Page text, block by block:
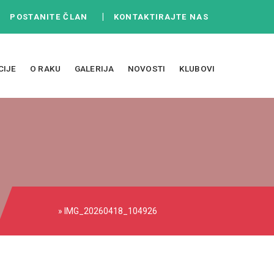
POSTANITE ČLAN KONTAKTIRAJTE NAS
O RAKU GALERIJA NOVOSTI KLUBOVI
» IMG_20260418_104926